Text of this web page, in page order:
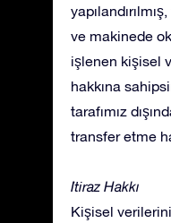
ve makinede
işlenen kişisel
hakkına
tarafımız
transfer etme
İtiraz Hakkı
Kişisel